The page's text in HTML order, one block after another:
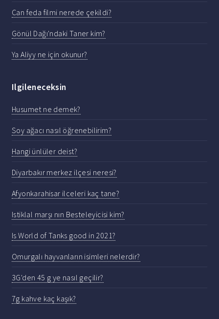
Can feda filmi nerede çekildi?
Gönül Dağı'ndaki Taner kim?
Ya Aliyy ne için okunur?
Ilgileneceksin
Husumet ne demek?
Soy ağacı nasıl öğrenebilirim?
Hangi ünlüler deist?
Diyarbakır merkez ilçesi neresi?
Afyonkarahisar ilceleri kaç tane?
Istiklal marşı nın Besteleyicisi kim?
Is World of Tanks good in 2021?
Omurgalı hayvanların isimleri nelerdir?
3G'den 45 g ye nasıl geçilir?
7g kahve kaç kaşık?